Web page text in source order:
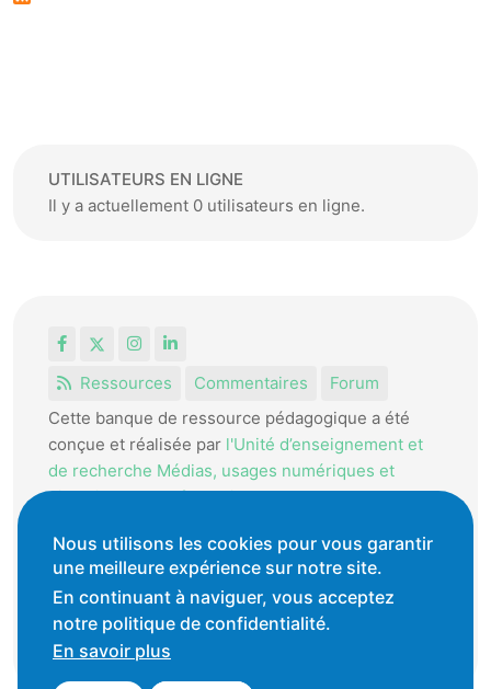
UTILISATEURS EN LIGNE
Il y a actuellement 0 utilisateurs en ligne.
FacebookInstagram
LinkedIn
Ressources
Commentaires
Forum
Cette banque de ressource pédagogique a été
conçue et réalisée par l'Unité d’enseignement et
de recherche Médias, usages numériques et
didactique de l’Informatique.
La HEP-VD met cet outil à disposition des
enseignantes et enseignants vaudois pour
favoriser l'échange de ressources pédagogiques.
Conditions générales d'utilisation
Nous utilisons les cookies pour vous garantir
une meilleure expérience sur notre site.
En continuant à naviguer, vous acceptez
notre politique de confidentialité.
En savoir plus